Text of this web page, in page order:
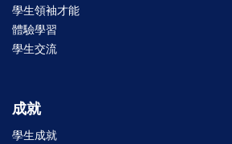
學生領袖才能
體驗學習
學生交流
成就
學生成就